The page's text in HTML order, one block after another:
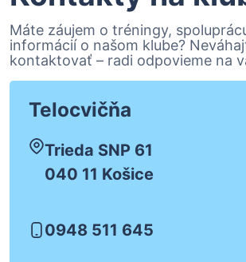
Máte záujem o tréningy,
informácií o našom klube?
kontaktovať – radi odpovieme na
Telocvičňa
Trieda SNP 61
040 11 Košice
0948 511 645